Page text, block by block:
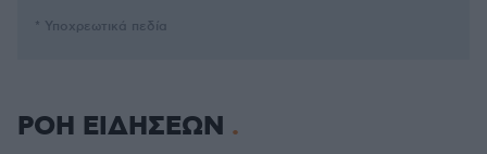
* Υποχρεωτικά πεδία
ΡΟΗ ΕΙΔΗΣΕΩΝ